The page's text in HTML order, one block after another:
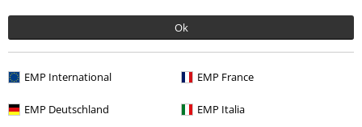
Ok
EMP International EMP France
EMP Deutschland EMP Italia